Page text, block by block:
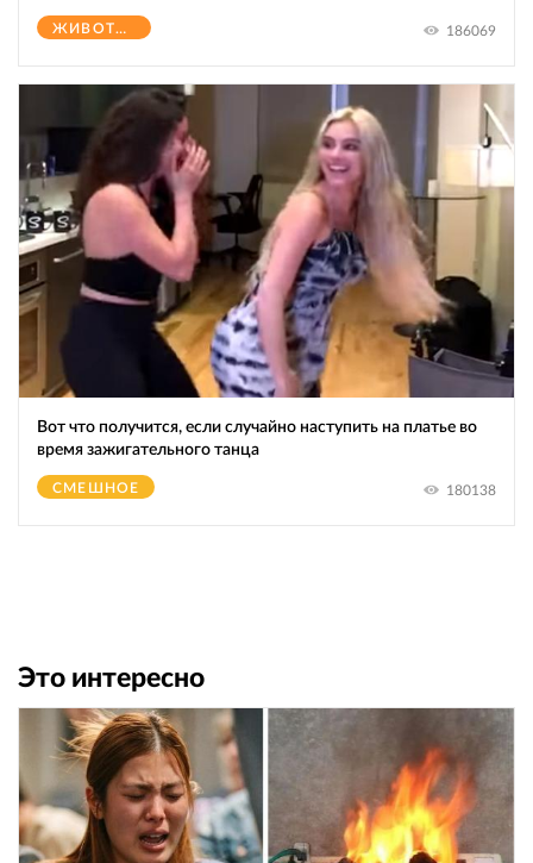
ЖИВОТНЫЕ 186069
Вот что получится, если случайно наступить на платье во
время зажигательного танца
СМЕШНОЕ 180138
Это интересно